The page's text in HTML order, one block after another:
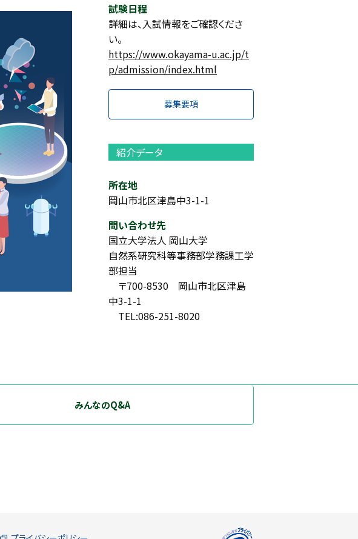
試験日程
詳細は、入試情報をご確認くださ
い。
https://www.okayama-u.ac.jp/t
p/admission/index.html
募集要項
紹介データ
所在地
岡山市北区津島中3-1-1
問い合わせ先
国立大学法人 岡山大学
自然系研究科等事務部学務課工学
部担当
〒700-8530 岡山市北区津島
中3-1-1
TEL:086-251-8020
みんなのQ&A